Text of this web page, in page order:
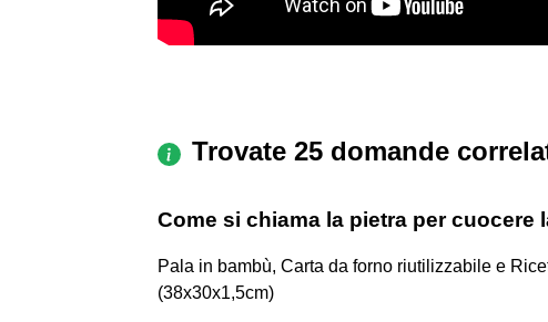
Trovate 25 domande
Come si chiama la pietra per cuocere
Pala in bambù, Carta da forno riutilizzabile e
(38x30x1,5cm)